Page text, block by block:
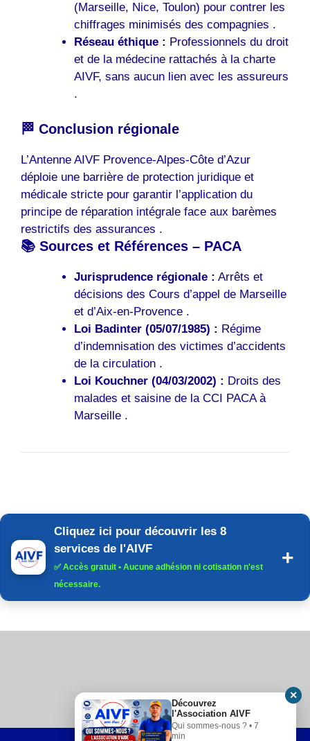
(Marseille, Nice, Toulon) pour contrer les
chiffrages minimisés des compagnies .
Réseau éthique : Professionnels du droit
et de la médecine rattachés à la charte
AIVF, sans aucun lien avec les assureurs
.
🏁 Conclusion régionale
L’Antenne AIVF Provence-Alpes-Côte d’Azur
déploie une barrière de protection juridique et
médicale stricte pour garantir l’application du
principe de réparation intégrale face aux barèmes
restrictifs des assurances .
📚 Sources et Références – PACA
Jurisprudence régionale : Arrêts et
décisions des Cours d’appel de Marseille
et d’Aix-en-Provence .
Loi Badinter (05/07/1985) : Régime
d’indemnisation des victimes d’accidents
de la circulation .
Loi Kouchner (04/03/2002) : Droits des
malades et saisine de la CCI PACA à
Marseille .
Cliquez ici pour découvrir les 8
services de l'AIVF
✅Accès gratuit • Aucune adhésion ni cotisation n'est
nécessaire.
Découvrez
l'Association AIVF
Qui sommes-nous ? • 7
min
✕